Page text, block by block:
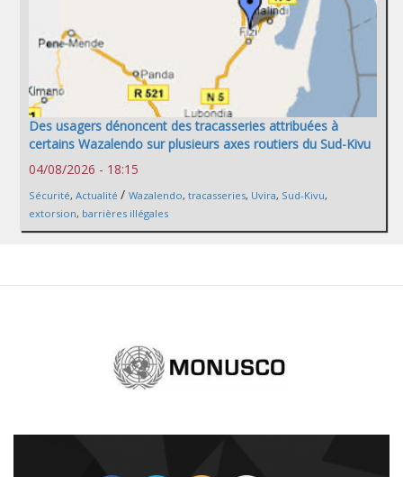
Des usagers dénoncent des tracasseries attribuées à
certains Wazalendo sur plusieurs axes routiers du Sud-Kivu
04/08/2026 - 18:15
Sécurité, Actualité / Wazalendo, tracasseries, Uvira, Sud-Kivu,
extorsion, barrières illégales